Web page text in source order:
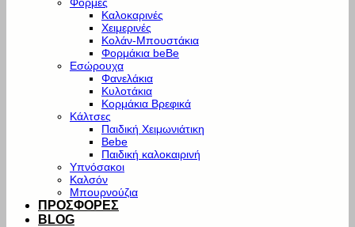
Καλοκαρινές
Χειμερινές
Κολάν-Μπουστάκια
Φορμάκια beBe
Εσώρουχα
Φανελάκια
Κυλοτάκια
Κορμάκια Βρεφικά
Κάλτσες
Παιδική Χειμωνιάτικη
Bebe
Παιδική καλοκαιρινή
Υπνόσακοι
Καλσόν
Μπουρνούζια
ΠΡΟΣΦΟΡΕΣ
BLOG